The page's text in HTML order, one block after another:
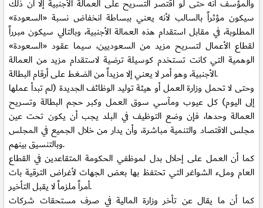
والمؤسف أنه حتى لو اقتصر التسريح على العمالة الأجنبية إلا أن ذلك
سيكون مؤثراً بالسالب لأنه يعني ببساطة انخفاض نسبة «السعودة»
المطلوبة، في مقابل استقدام هذه العمالة الأجنبية، وبالتالي سيكون مبرراً
لقطاع الأعمال لتسريح مزيد من السعوديين، سيما عقود «السعودة»
الوهمية التي كانت تستخدم كوسيلة ترضية لاستقدام مزيد من العمالة
الأجنبية، وهو أمر لا يعني إلا مزيداً من الضغط على أرقام البطالة.
وحتى لا تحمل وزارة العمل أو هيئة توليد الوظائف الجديدة (لم تبدأ عملها
إلى اليوم) كل عيوب ومآسي سوق العمل وكبر حجم البطالة وتسريح
العمالة وحدها، فإن وضع التوظيف في البلد يجب أن يكون تحت عين
مجلس الاقتصاد والتنمية مباشرة، وأن يدار من خلال الجميع في المجلس
وبالتنسيق بينهم.
كما أن العمل على إحلال بدل لموظفي الحكومة المتقاعدين في القطاع
العام وملء الشواغر التي تحتفظ بها بعض الجهات لأغراض الترقية بات
أمراً ملزماً لا يقبل التأخير.
كما أن ما يقال عن تأخر وزارة المالية في صرف مستحقات شركات